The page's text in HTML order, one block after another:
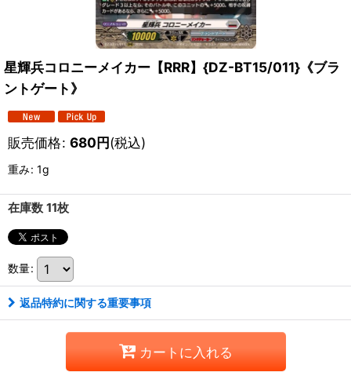
星輝兵コロニーメイカー【RRR】{DZ-BT15/011}《ブラ
ントゲート》
販売価格: 680円(税込)
重み: 1g
在庫数 11枚
数量:
返品特約に関する重要事項
カートに入れる